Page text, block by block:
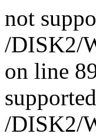
not
/DISK2/
on line
/DISK2/